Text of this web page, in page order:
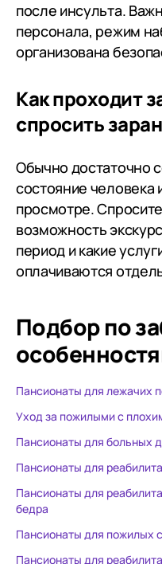
после инсульта.
персонала, режим
организована
Как проходит
спросить
Обычно достаточно
состояние человека
просмотре.
возможность
период и какие
оплачиваются
Подбор по
Пансионаты для лежачих
Уход за пожилыми с
Пансионаты для больных
Пансионаты для
Пансионаты для
бедра
Пансионаты для пожилых
Пансионаты для